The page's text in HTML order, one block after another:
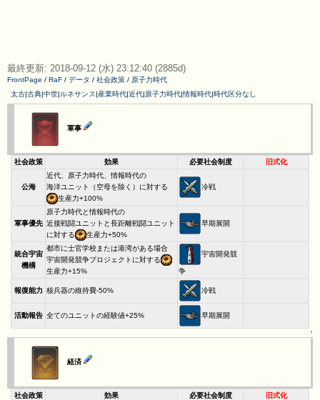
最終更新: 2018-09-12 (水) 23:12:40 (2885d)
FrontPage / RaF / データ / 社会政策 / 原子力時代
太古|古典|中世|ルネサンス|産業時代|近代|原子力時代|情報時代|時代区分なし
軍事
社会政策 効果 必要社会制度 旧式化
公海
近代、原子力時代、情報時代の
海洋ユニット（空母を除く）に対する
生産力+100%
冷戦
軍事優先
原子力時代と情報時代の
近接戦闘ユニットと長距離戦闘ユニット
に対する
生産力+50%
早期展開
統合宇宙
機構
都市に士官学校または港湾がある場合
宇宙開発競争プロジェクトに対する
生産力+15%
宇宙開発競
争
報復能力 核兵器の維持費-50% 冷戦
活動報告 全てのユニットの経験値+25% 早期展開
↑
経済
社会政策 効果 必要社会制度 旧式化